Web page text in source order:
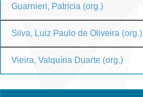
Guarnieri, Patricia (org.)
Silva, Luiz Paulo de Oliveira (org.)
Vieira, Valquíria Duarte (org.)